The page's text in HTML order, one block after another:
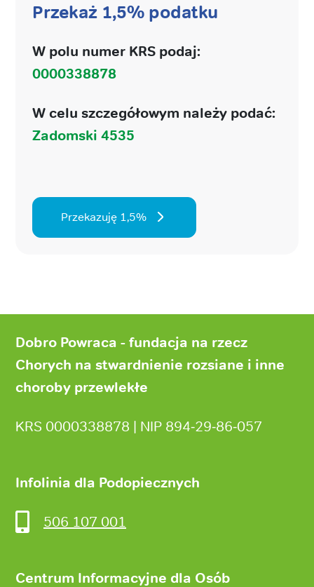
Przekaż 1,5% podatku
W polu numer KRS podaj:
0000338878
W celu szczegółowym należy podać:
Zadomski 4535
Przekazuję 1,5%
stronyDobro Powraca - fundacja na rzecz
Chorych na stwardnienie rozsiane i inne
choroby przewlekłe
KRS 0000338878 | NIP 894‑29‑86‑057
Infolinia dla Podopiecznych
506 107 001
Centrum Informacyjne dla Osób